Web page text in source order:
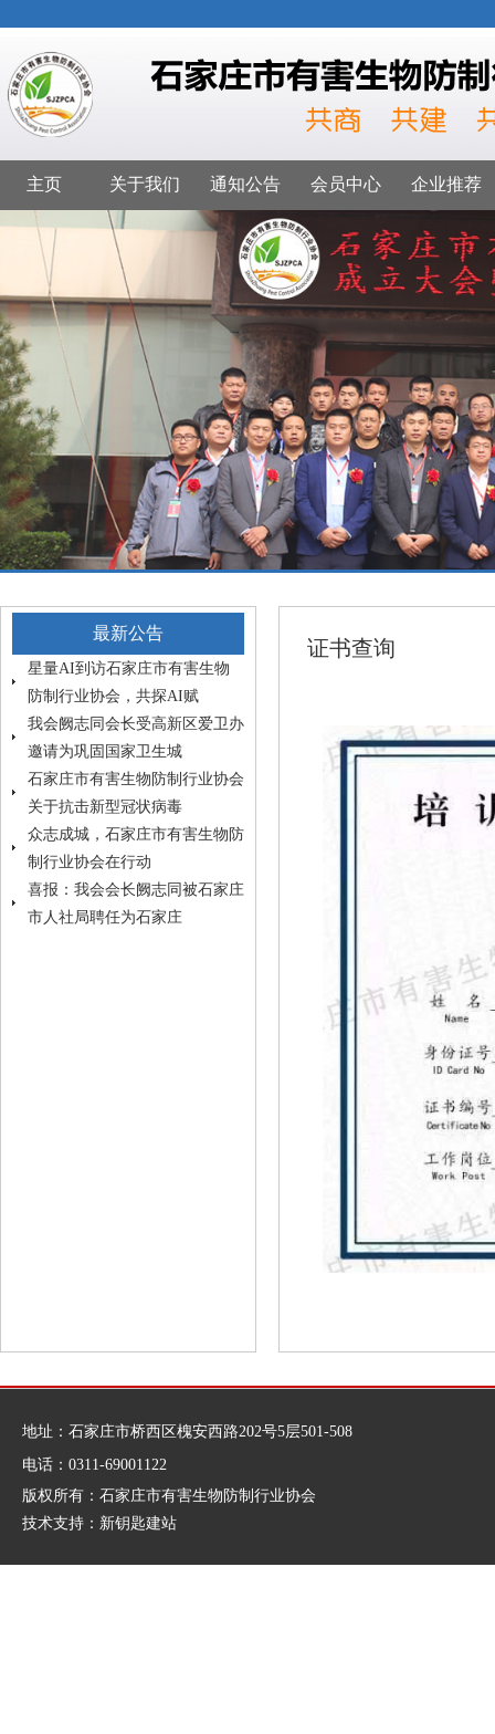
主页 关于我们 通知公告 会员中心 企业推荐
最新公告
星量AI到访石家庄市有害生物
防制行业协会，共探AI赋
我会阙志同会长受高新区爱卫办
邀请为巩固国家卫生城
石家庄市有害生物防制行业协会
关于抗击新型冠状病毒
众志成城，石家庄市有害生物防
制行业协会在行动
喜报：我会会长阙志同被石家庄
市人社局聘任为石家庄
证书查询
地址：石家庄市桥西区槐安西路202号5层501-508
电话：0311-69001122
版权所有：石家庄市有害生物防制行业协会
技术支持： 新钥匙建站